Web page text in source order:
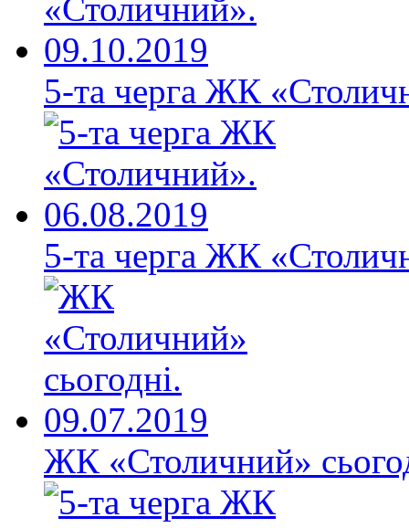
5-та черга ЖК
5-та черга ЖК
ЖК «Столичний»